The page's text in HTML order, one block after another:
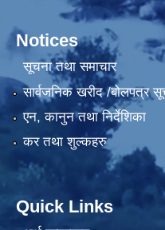
Notices
सूचना तथा समाचार
सार्वजनिक खरीद /बोलपत्र
एन, कानुन तथा निर्देशिका
कर तथा शुल्कहरु
Quick Links